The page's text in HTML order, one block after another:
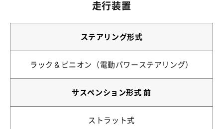
走行装置
ステアリング形式
ラック＆ピニオン（電動パワーステアリング）
サスペンション形式 前
ストラット式